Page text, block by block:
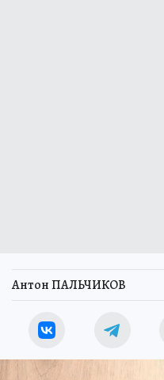
Антон ПАЛЬЧИКОВ